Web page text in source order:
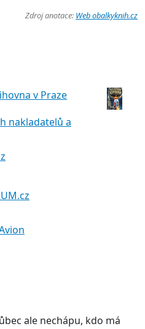
Zdroj anotace: Web obalkyknih.cz
v Praze
nakladatelů a
ale nechápu, kdo má